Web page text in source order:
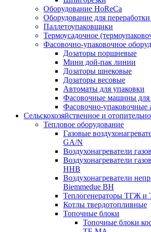
Оборудование HoReCa
Оборудование для
Паллетоупаковщики
Термоусадочное
Фасовочно-упаковочное
Дозаторы поршневые
Мини дой-пак линии
Дозаторы шнековые
Дозаторы весовые
Автоматы для упаковки
Фасовочные машины для
Фасовочно-упаковочные
Сельскохозяйственное и
Тепловое оборудование
Газовые
GA/N
Воздухонагреватели
Воздухонагреватели
HHB
Воздухонагреватели
Biemmedue BH
Теплогенераторы ТГЖ и
Котлы твердотопливные
Топочные блоки
Топочные блоки